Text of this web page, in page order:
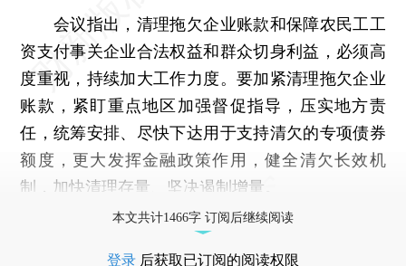
会议指出，清理拖欠企业账款和保障农民工工
资支付事关企业合法权益和群众切身利益，必须高
度重视，持续加大工作力度。要加紧清理拖欠企业
账款，紧盯重点地区加强督促指导，压实地方责
任，统筹安排、尽快下达用于支持清欠的专项债券
额度，更大发挥金融政策作用，健全清欠长效机
制，加快清理存量、坚决遏制增量。
本文共计1466字 订阅后继续阅读
登录 后获取已订阅的阅读权限